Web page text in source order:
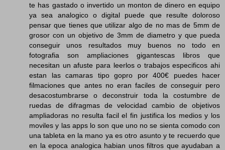
te has gastado o invertido un monton de dinero en equipo
ya sea analogico o digital puede que resulte doloroso
pensar que tienes que utilizar algo de no mas de 5mm de
grosor con un objetivo de 3mm de diametro y que pueda
conseguir unos resultados muy buenos no todo en
fotografia son ampliaciones gigantescas libros que
necesitan un afuste para leerlos o trabajos especificos ahi
estan las camaras tipo gopro por 400€ puedes hacer
filmaciones que antes no eran faciles de conseguir pero
desacostumbrarse o deconstruir toda la costumbre de
ruedas de difragmas de velocidad cambio de objetivos
ampliadoras no resulta facil el fin justifica los medios y los
moviles y las apps lo son que uno no se sienta comodo con
una tableta en la mano ya es otro asunto y te recuerdo que
en la epoca analogica habian unos filtros que ayudaban a